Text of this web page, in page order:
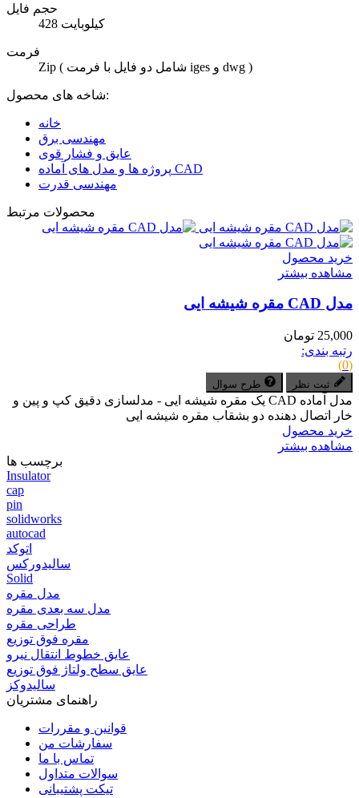
حجم فایل
428 کیلوبایت
فرمت
Zip ( شامل دو فایل با فرمت iges و dwg )
شاخه های محصول:
خانه
مهندسی برق
عایق و فشار قوی
پروژه ها و مدل های آماده CAD
مهندسی قدرت
محصولات مرتبط
خرید محصول
مشاهده بیشتر
مدل CAD مقره شیشه ایی
25,000 تومان
رتبه بندی:
(0)
ثبت نظر طرح سوال
مدل آماده CAD یک مقره شیشه ایی - مدلسازی دقیق کپ و پین و
خار اتصال دهنده دو بشقاب مقره شیشه ایی
خرید محصول
مشاهده بیشتر
برچسب ها
Insulator
cap
pin
solidworks
autocad
اتوکد
سالیدورکس
Solid
مدل مقره
مدل سه بعدی مقره
طراحی مقره
مقره فوق توزیع
عایق خطوط انتقال نیرو
عایق سطح ولتاژ فوق توزیع
سالیدوکز
راهنمای مشتریان
قوانین و مقررات
سفارشات من
تماس با ما
سوالات متداول
تیکت پشتیبانی